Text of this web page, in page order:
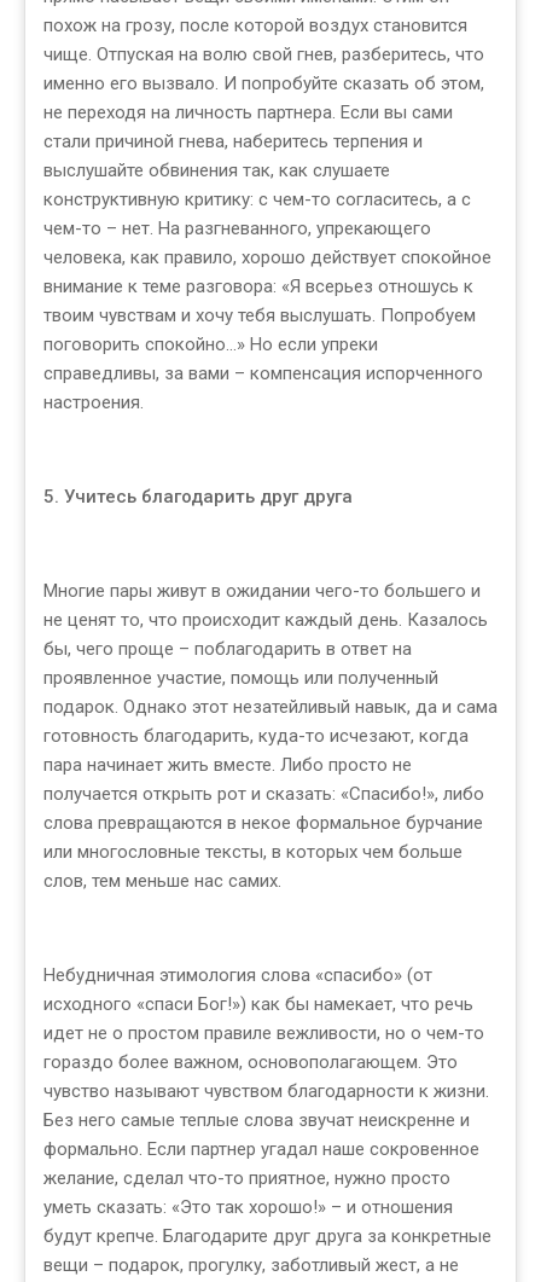
похож на грозу, после которой воздух становится
чище. Отпуская на волю свой гнев, разберитесь, что
именно его вызвало. И попробуйте сказать об этом,
не переходя на личность партнера. Если вы сами
стали причиной гнева, наберитесь терпения и
выслушайте обвинения так, как слушаете
конструктивную критику: с чем-то согласитесь, а с
чем-то – нет. На разгневанного, упрекающего
человека, как правило, хорошо действует спокойное
внимание к теме разговора: «Я всерьез отношусь к
твоим чувствам и хочу тебя выслушать. Попробуем
поговорить спокойно...» Но если упреки
справедливы, за вами – компенсация испорченного
настроения.
5. Учитесь благодарить друг друга
Многие пары живут в ожидании чего-то большего и
не ценят то, что происходит каждый день. Казалось
бы, чего проще – поблагодарить в ответ на
проявленное участие, помощь или полученный
подарок. Однако этот незатейливый навык, да и сама
готовность благодарить, куда-то исчезают, когда
пара начинает жить вместе. Либо просто не
получается открыть рот и сказать: «Спасибо!», либо
слова превращаются в некое формальное бурчание
или многословные тексты, в которых чем больше
слов, тем меньше нас самих.
Небудничная этимология слова «спасибо» (от
исходного «спаси Бог!») как бы намекает, что речь
идет не о простом правиле вежливости, но о чем-то
гораздо более важном, основополагающем. Это
чувство называют чувством благодарности к жизни.
Без него самые теплые слова звучат неискренне и
формально. Если партнер угадал наше сокровенное
желание, сделал что-то приятное, нужно просто
уметь сказать: «Это так хорошо!» – и отношения
будут крепче. Благодарите друг друга за конкретные
вещи – подарок, прогулку, заботливый жест, а не